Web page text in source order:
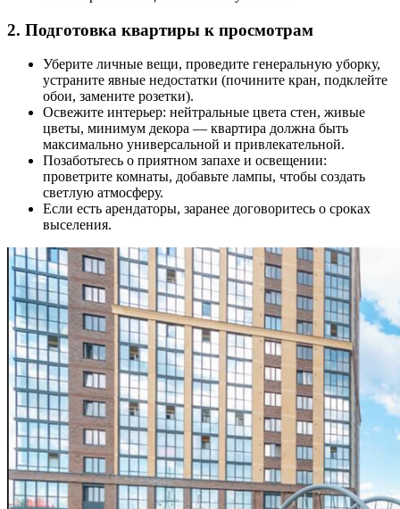
2. Подготовка квартиры к просмотрам
Уберите личные вещи, проведите генеральную уборку,
устраните явные недостатки (почините кран, подклейте
обои, замените розетки).
Освежите интерьер: нейтральные цвета стен, живые
цветы, минимум декора — квартира должна быть
максимально универсальной и привлекательной.
Позаботьтесь о приятном запахе и освещении:
проветрите комнаты, добавьте лампы, чтобы создать
светлую атмосферу.
Если есть арендаторы, заранее договоритесь о сроках
выселения.